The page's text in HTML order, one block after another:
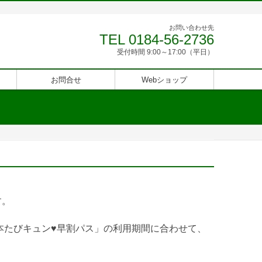
お問い合わせ先
TEL 0184-56-2736
受付時間 9:00～17:00（平日）
お問合せ Webショップ
びキュン♥早割パス」の利用期間に合わせて、